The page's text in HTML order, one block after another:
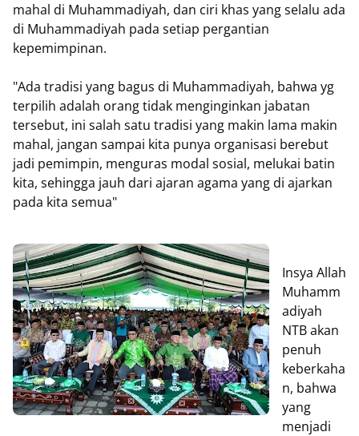
mahal di Muhammadiyah, dan ciri khas yang selalu ada
di Muhammadiyah pada setiap pergantian
kepemimpinan.
"Ada tradisi yang bagus di Muhammadiyah, bahwa yg
terpilih adalah orang tidak menginginkan jabatan
tersebut, ini salah satu tradisi yang makin lama makin
mahal, jangan sampai kita punya organisasi berebut
jadi pemimpin, menguras modal sosial, melukai batin
kita, sehingga jauh dari ajaran agama yang di ajarkan
pada kita semua"
Insya Allah
Muhamm
adiyah
NTB akan
penuh
keberkaha
n, bahwa
yang
menjadi